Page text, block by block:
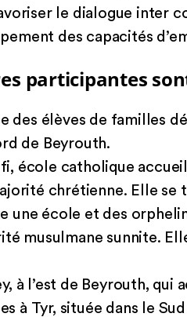
le dialogue inter
des capacités
participantes
des élèves de familles
de Beyrouth.
école catholique
chrétienne. Elle se
une école et des
musulmane sunnite.
à l’est de Beyrouth, qui
à Tyr, située dans le